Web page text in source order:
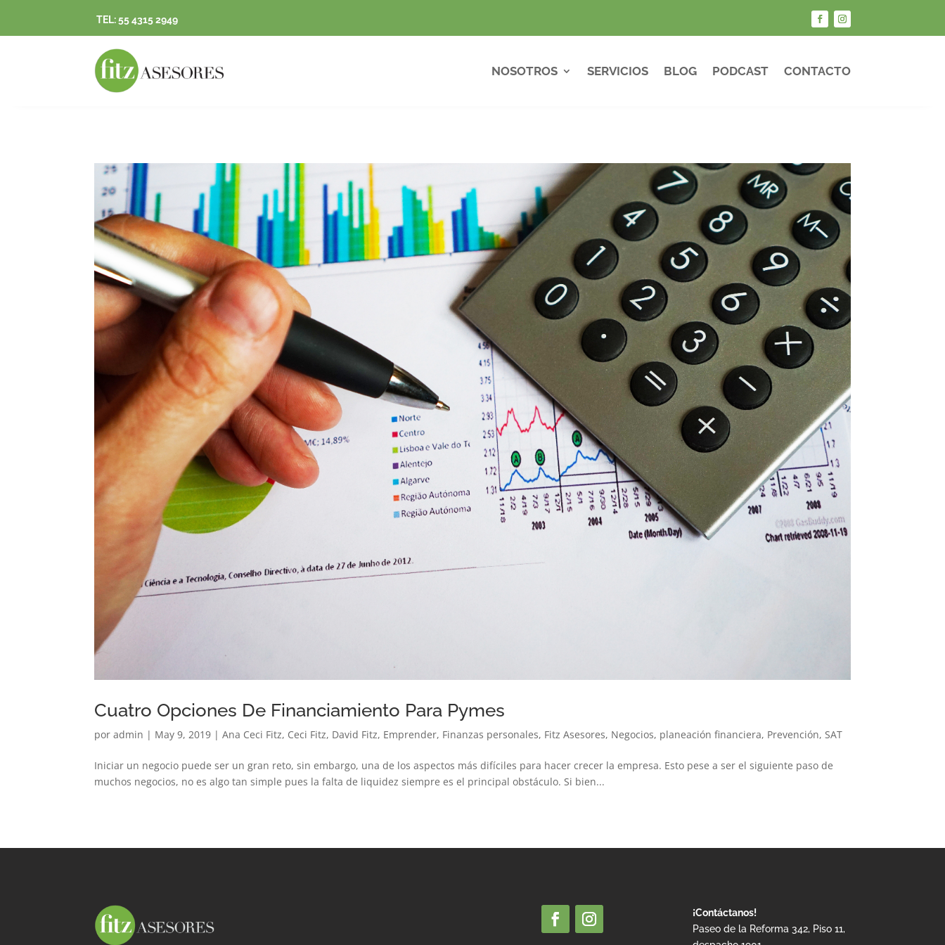
TEL: 55 4315 2949
NOSOTROS SERVICIOS BLOG PODCAST CONTACTO
Cuatro Opciones De Financiamiento Para Pymes
poradmin | May 9, 2019 |Ana Ceci Fitz, Ceci Fitz, David Fitz, Emprender, Finanzas personales, Fitz Asesores, Negocios, planeación financiera, Prevención,SAT
Iniciar un negocio puede ser un gran reto, sin embargo, una de los aspectos más difíciles para hacer crecer la empresa. Esto pese a ser el siguiente paso de
muchos negocios, no es algo tan simple pues la falta de liquidez siempre es el principal obstáculo. Si bien...
¡Contáctanos!
Paseo de la Reforma 342, Piso 11,